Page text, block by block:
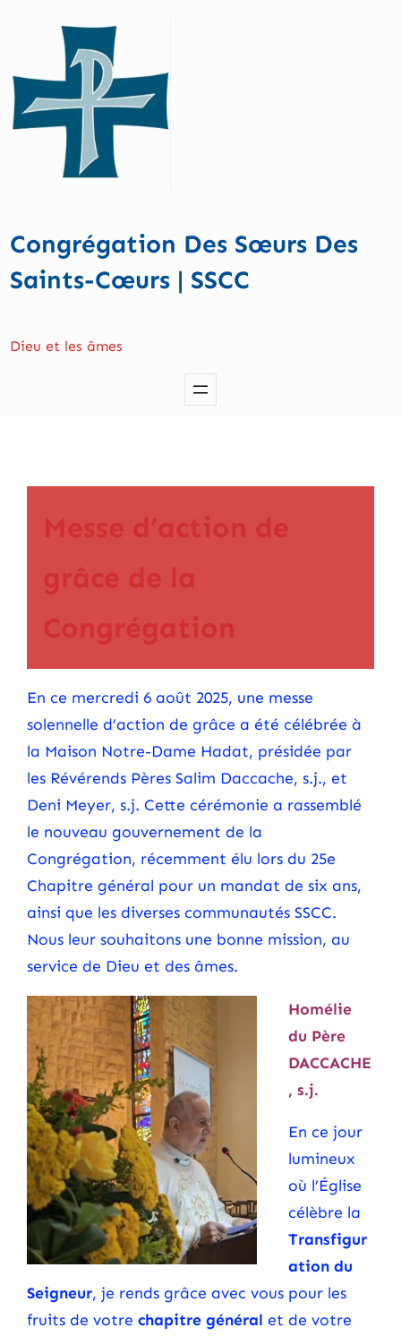
Congrégation Des Sœurs Des
Saints-Cœurs | SSCC
Dieu et les âmes
Messe d’action de
grâce de la
Congrégation
En ce mercredi 6 août 2025, une messe
solennelle d’action de grâce a été célébrée à
la Maison Notre-Dame Hadat, présidée par
les Révérends Pères Salim Daccache, s.j., et
Deni Meyer, s.j. Cette cérémonie a rassemblé
le nouveau gouvernement de la
Congrégation, récemment élu lors du 25e
Chapitre général pour un mandat de six ans,
ainsi que les diverses communautés SSCC.
Nous leur souhaitons une bonne mission, au
service de Dieu et des âmes.
Homélie
du Père
DACCACHE
, s.j.
En ce jour
lumineux
où l’Église
célèbre la
Transfigur
ation du
Seigneur, je rends grâce avec vous pour les
fruits de votre chapitre général et de votre